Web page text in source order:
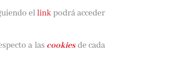
ellinkpodrá acceder
a las cookiesde cada